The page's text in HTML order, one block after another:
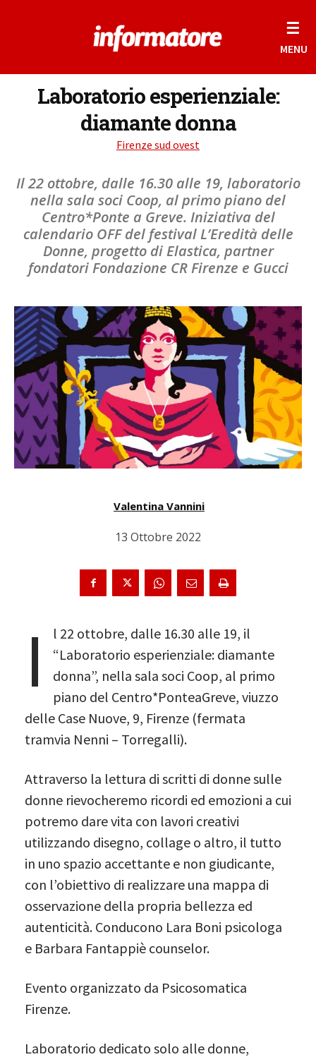
☰
MENU
Laboratorio esperienziale:
diamante donna
Firenze sud ovest
Il 22 ottobre, dalle 16.30 alle 19, laboratorio
nella sala soci Coop, al primo piano del
Centro*Ponte a Greve. Iniziativa del
calendario OFF del festival L’Eredità delle
Donne, progetto di Elastica, partner
fondatori Fondazione CR Firenze e Gucci
Valentina Vannini
13 Ottobre 2022
I
l 22 ottobre, dalle 16.30 alle 19, il
“Laboratorio esperienziale: diamante
donna”, nella sala soci Coop, al primo
piano del Centro*PonteaGreve, viuzzo
delle Case Nuove, 9, Firenze (fermata
tramvia Nenni – Torregalli).
Attraverso la lettura di scritti di donne sulle
donne rievocheremo ricordi ed emozioni a cui
potremo dare vita con lavori creativi
utilizzando disegno, collage o altro, il tutto
in uno spazio accettante e non giudicante,
con l’obiettivo di realizzare una mappa di
osservazione della propria bellezza ed
autenticità. Conducono Lara Boni psicologa
e Barbara Fantappiè counselor.
Evento organizzato da Psicosomatica
Firenze.
Laboratorio dedicato solo alle donne,